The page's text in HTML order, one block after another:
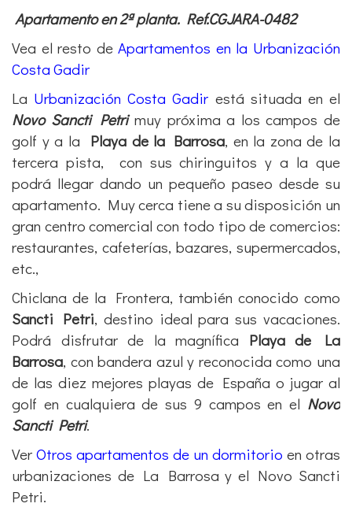
Apartamento en 2ª planta. Ref.CGJARA-0482
Vea el resto deApartamentos en la Urbanización
Costa Gadir
La Urbanización Costa Gadir está situada en el
Novo Sancti Petrimuy próxima a los campos de
golf y a la Playa de la Barrosa, en la zona de la
tercera pista,
con sus chiringuitos y a la que
podrá llegar dando un pequeño paseo desde su
apartamento. Muy cerca tiene a su disposición un
gran centro comercial con todo tipo de comercios:
restaurantes, cafeterías, bazares, supermercados,
etc.,
Chiclana de la Frontera, también conocido como
Sancti Petri, destino ideal para sus vacaciones.
Podrá disfrutar de la magnífica Playa de La
Barrosa, con bandera azul y reconocida como una
de las diez mejores playas de España o jugar al
golf en cualquiera de sus 9 campos en el Novo
Sancti Petri.
Ver Otros apartamentos de un dormitorio en otras
urbanizaciones de La Barrosa y el Novo Sancti
Petri.